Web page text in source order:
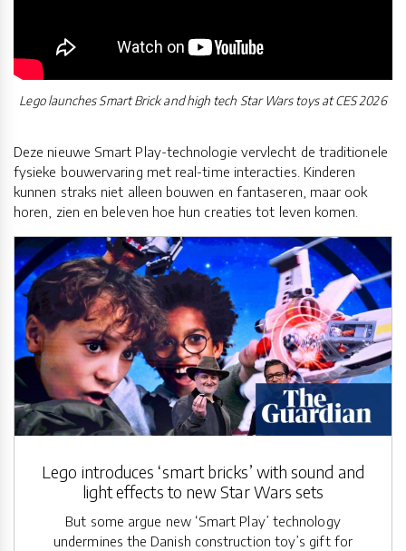
Lego launches Smart Brick and high tech Star Wars toys at CES 2026
Deze nieuwe Smart Play-technologie vervlecht de traditionele
fysieke bouwervaring met real-time interacties. Kinderen
kunnen straks niet alleen bouwen en fantaseren, maar ook
horen, zien en beleven hoe hun creaties tot leven komen.
Lego introduces ‘smart bricks’ with sound and
light effects to new Star Wars sets
But some argue new ‘Smart Play’ technology
undermines the Danish construction toy’s gift for